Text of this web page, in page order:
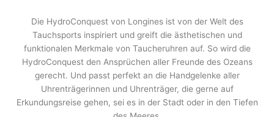
Die HydroConquest von Longines ist von der Welt des
Tauchsports inspiriert und greift die ästhetischen und
funktionalen Merkmale von Taucheruhren auf. So wird die
HydroConquest den Ansprüchen aller Freunde des Ozeans
gerecht. Und passt perfekt an die Handgelenke aller
Uhrenträgerinnen und Uhrenträger, die gerne auf
Erkundungsreise gehen, sei es in der Stadt oder in den Tiefen